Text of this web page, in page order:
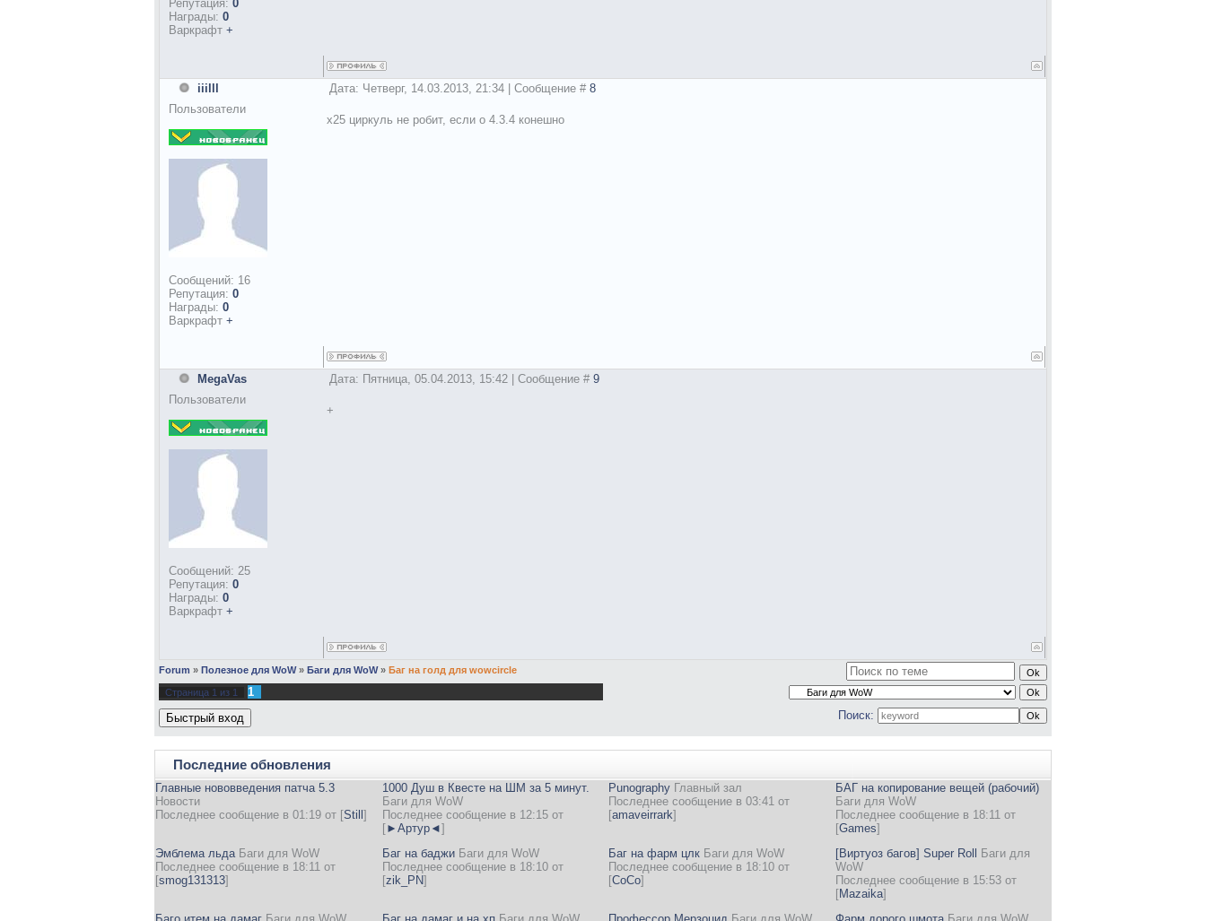
Репутация: 0
Награды: 0
Варкрафт +
iiilll Дата: Четверг, 14.03.2013, 21:34 | Сообщение # 8
Пользователи
Сообщений: 16
Репутация: 0
Награды: 0
Варкрафт +
х25 циркуль не робит, если о 4.3.4 конешно
MegaVas Дата: Пятница, 05.04.2013, 15:42 | Сообщение # 9
Пользователи
Сообщений: 25
Репутация: 0
Награды: 0
Варкрафт +
+
Forum » Полезное для WoW » Баги для WoW » Баг на голд для wowcircle
Страница 1 из 1
1
Поиск:
Последние обновления
Главные нововведения патча 5.3
Новости
Последнее сообщение в 01:19 от [Still ]
1000 Душ в Квесте на ШМ за 5 минут.
Баги для WoW
Последнее сообщение в 12:15 от
[►Артур◄]
Punography Главный зал
Последнее сообщение в 03:41 от
[amaveirrark]
БАГ на копирование вещей (рабочий)
Баги для WoW
Последнее сообщение в 18:11 от
[Games]
Эмблема льда Баги для WoW
Последнее сообщение в 18:11 от
[smog131313]
Баг на баджи Баги для WoW
Последнее сообщение в 18:10 от
[zik_PN]
Баг на фарм цлк Баги для WoW
Последнее сообщение в 18:10 от
[CoCo]
[Виртуоз багов] Super Roll
Баги для
WoW
Последнее сообщение в 15:53 от
[Mazaika]